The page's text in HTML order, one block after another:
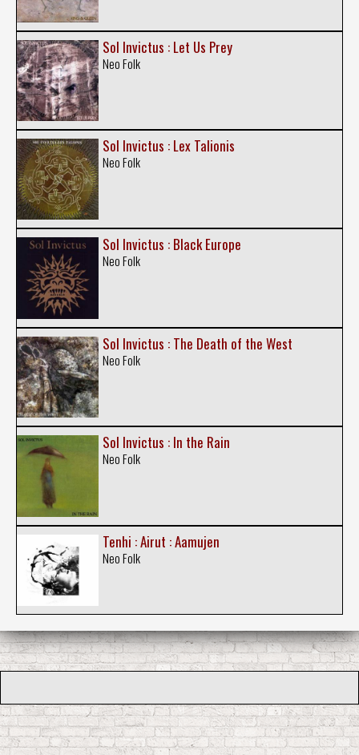
Sol Invictus : Let Us Prey
Neo Folk
Sol Invictus : Lex Talionis
Neo Folk
Sol Invictus : Black Europe
Neo Folk
Sol Invictus : The Death of the West
Neo Folk
Sol Invictus : In the Rain
Neo Folk
Tenhi : Airut : Aamujen
Neo Folk